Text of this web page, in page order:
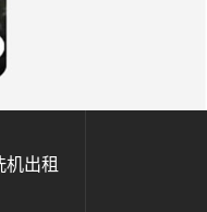
机出租